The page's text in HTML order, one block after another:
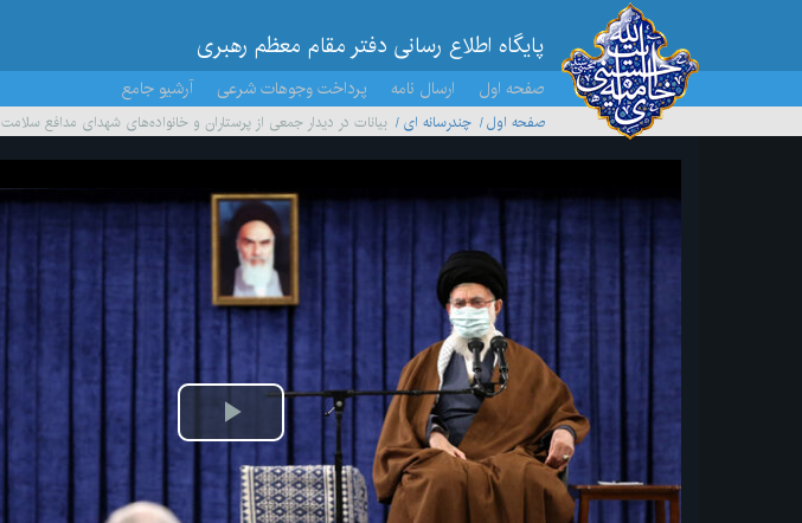
پایگاه اطلاع رسانی دفتر مقام معظم رهبری
صفحه اول ارسال نامه پرداخت وجوهات شرعی آرشیو جامع
صفحه اول چندرسانه ای بیانات در دیدار جمعی از پرستاران و خانواده‌های شهدای مدافع سلامت
پخش
ویدیو